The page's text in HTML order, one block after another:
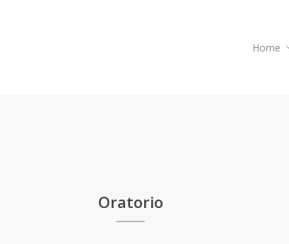
Home
Oratorio